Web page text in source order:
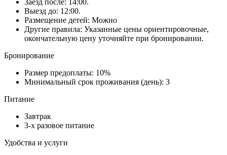
Заезд после: 14:00.
Выезд до: 12:00.
Размещение детей: Можно
Другие правила: Указанные цены ориентировочные,
окончательную цену уточняйте при бронировании.
Бронирование
Размер предоплаты: 10%
Минимальный срок проживания (день): 3
Питание
Завтрак
3-х разовое питание
Удобства и услуги